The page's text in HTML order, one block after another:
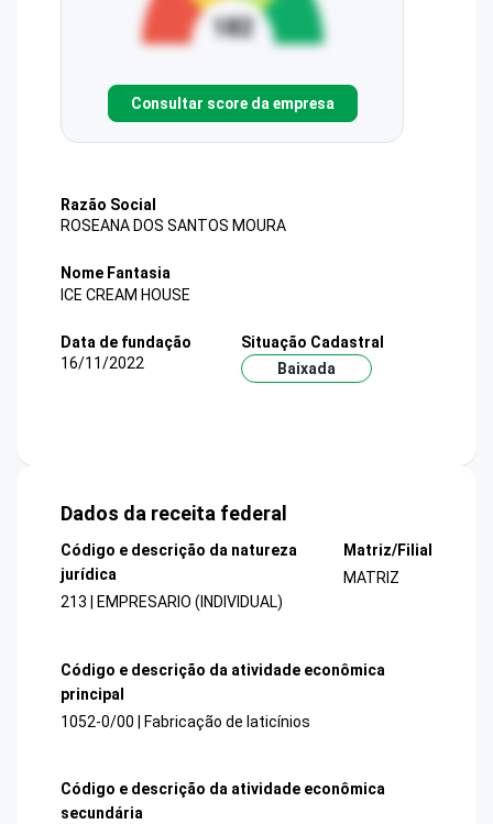
Consultar score da empresa
Razão Social
ROSEANA DOS SANTOS MOURA
Nome Fantasia
ICE CREAM HOUSE
Data de fundação
16/11/2022
Situação Cadastral
Baixada
Dados da receita federal
Código e descrição da natureza
jurídica
213 | EMPRESARIO (INDIVIDUAL)
Matriz/Filial
MATRIZ
Código e descrição da atividade econômica
principal
1052-0/00 | Fabricação de laticínios
Código e descrição da atividade econômica
secundária